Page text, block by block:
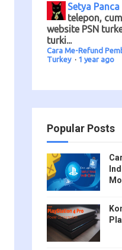
Setya Panca
telepon,
website PSN
turki...
Cara Me-Refund
Turkey · 1 year ago
Popular Posts